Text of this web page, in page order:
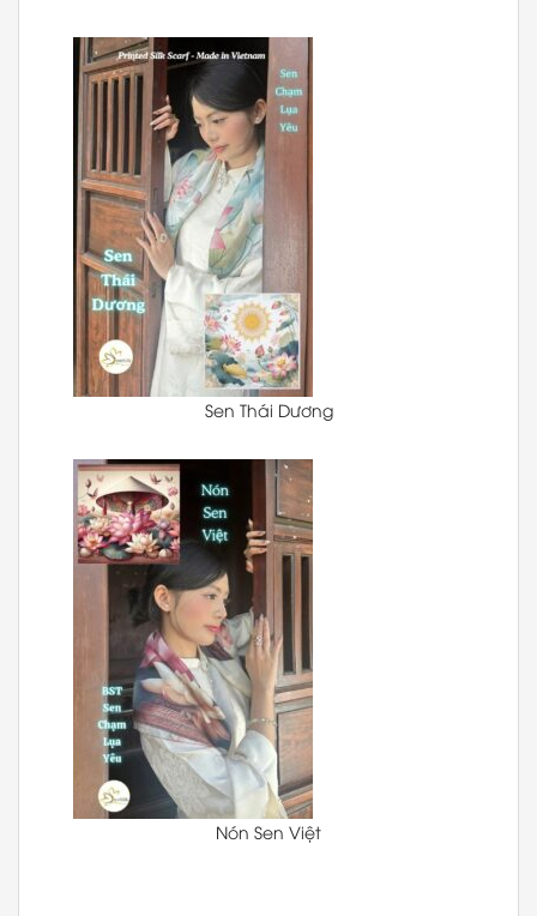
Sen Thái Dương
Nón Sen Việt